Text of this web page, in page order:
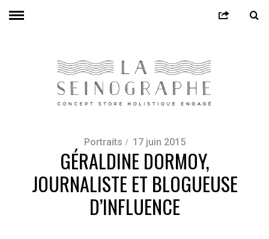
Portraits 17 juin 2015
GÉRALDINE DORMOY,
JOURNALISTE ET BLOGUEUSE
D’INFLUENCE